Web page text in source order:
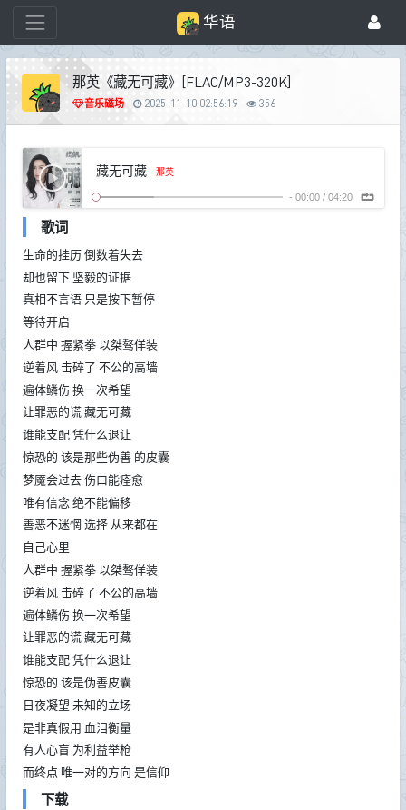
华语
那英《藏无可藏》[FLAC/MP3-320K]
音乐磁场 2025-11-10 02:56:19 356
藏无可藏 - 那英
- 00:00/ 04:20
歌词
生命的挂历 倒数着失去
却也留下 坚毅的证据
真相不言语 只是按下暂停
等待开启
人群中 握紧拳 以桀骜佯装
逆着风 击碎了 不公的高墙
遍体鳞伤 换一次希望
让罪恶的谎 藏无可藏
谁能支配 凭什么退让
惊恐的 该是那些伪善 的皮囊
梦魇会过去 伤口能痊愈
唯有信念 绝不能偏移
善恶不迷惘 选择 从来都在
自己心里
人群中 握紧拳 以桀骜佯装
逆着风 击碎了 不公的高墙
遍体鳞伤 换一次希望
让罪恶的谎 藏无可藏
谁能支配 凭什么退让
惊恐的 该是伪善皮囊
日夜凝望 未知的立场
是非真假用 血泪衡量
有人心盲 为利益举枪
而终点 唯一对的方向 是信仰
下载